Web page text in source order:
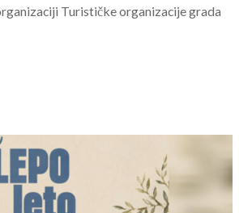
Turističke organizacije grada